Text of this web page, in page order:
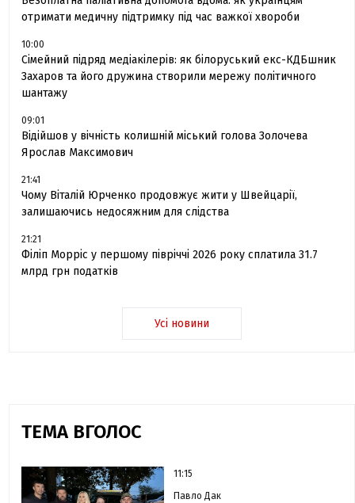
отримати медичну підтримку під час важкої хвороби
10:00
Сімейний підряд медіакілерів: як білоруський екс-КДБшник
Захаров та його дружина створили мережу політичного
шантажу
09:01
Відійшов у вічність колишній міський голова Золочева
Ярослав Максимович
21:41
Чому Віталій Юрченко продовжує жити у Швейцарії,
залишаючись недосяжним для слідства
21:21
Філіп Морріс у першому півріччі 2026 року сплатила 31.7
млрд грн податків
Усі новини
ТЕМА ВГОЛОС
11:15
Павло Дак